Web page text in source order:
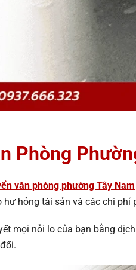
Phòng
văn phòng phường Tây Nam
hỏng tài sản và các chi phí
mọi nỗi lo của bạn bằng